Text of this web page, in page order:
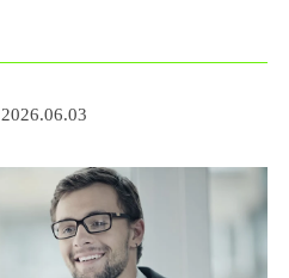
2026.06.03